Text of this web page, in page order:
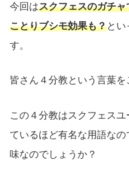
今回はスクフェスのガチ
ことりブシモ効果も？とい
す。
皆さん４分教という言葉を
この４分教はスクフェス
ているほど有名な用語な
味なのでしょうか？